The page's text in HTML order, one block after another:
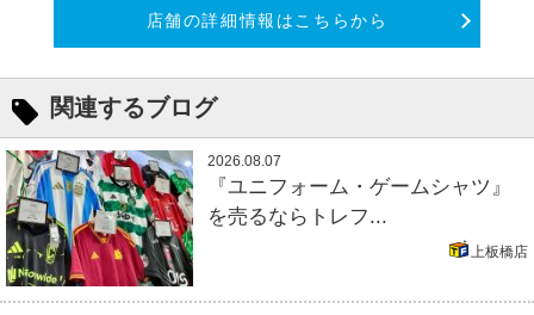
店舗の詳細情報はこちらから
関連するブログ
2026.08.07
『ユニフォーム・ゲームシャツ』
を売るならトレフ...
上板橋店